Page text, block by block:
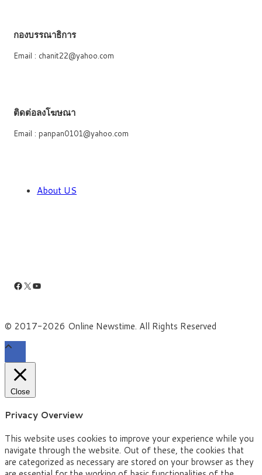
กองบรรณาธิการ
Email : chanit22@yahoo.com
ติดต่อลงโฆษณา
Email : panpan0101@yahoo.com
About US
Facebook
X YouTube
© 2017-2026 Online Newstime. All Rights Reserved
Close
Privacy Overview
This website uses cookies to improve your experience while you
navigate through the website. Out of these, the cookies that
are categorized as necessary are stored on your browser as they